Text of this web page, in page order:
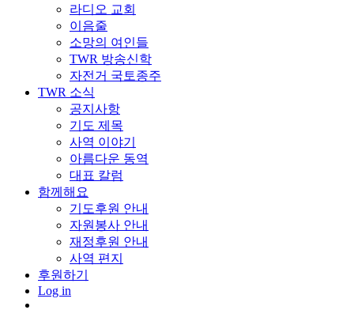
라디오 교회
이음줄
소망의 여인들
TWR 방송신학
자전거 국토종주
TWR 소식
공지사항
기도 제목
사역 이야기
아름다운 동역
대표 칼럼
함께해요
기도후원 안내
자원봉사 안내
재정후원 안내
사역 편지
후원하기
Log in